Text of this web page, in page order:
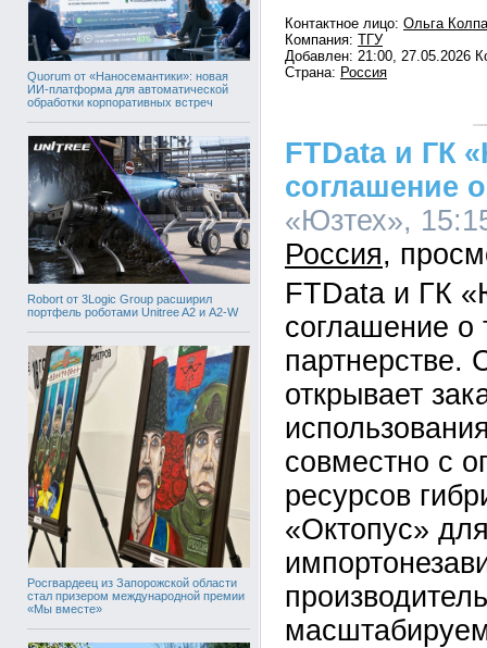
Quorum от «Наносемантики»: новая
ИИ-платформа для автоматической
обработки корпоративных встреч
Robort от 3Logic Group расширил
портфель роботами Unitree A2 и A2-W
Росгвардеец из Запорожской области
стал призером международной премии
«Мы вместе»
Контактное лицо: Ольга
Компания: ТГУ
Добавлен: 21:00, 27.05.2026
Страна: Россия
FTData и ГК
соглашение
«Юзтех»,
Россия
FTData и ГК
соглашение о
партнерстве.
открывает
совместно с
ресурсов
«Октопус»